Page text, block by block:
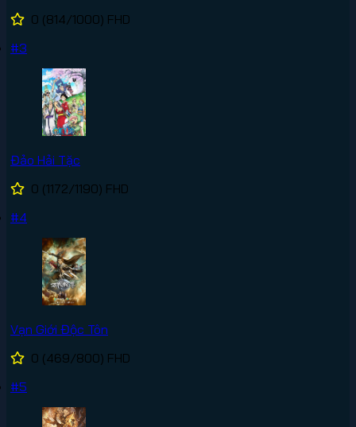
0 (814/1000) FHD
#3
Đảo Hải Tặc
0 (1172/1190) FHD
#4
Vạn Giới Độc Tôn
0 (469/800) FHD
#5